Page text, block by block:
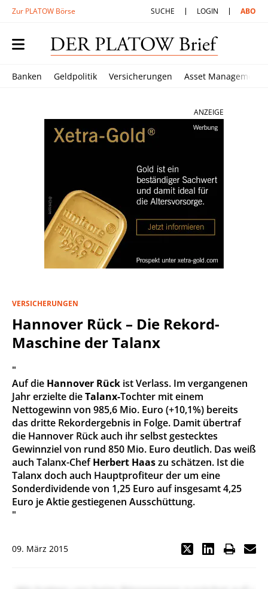
Zur PLATOW Börse SUCHE LOGIN ABO
Banken Geldpolitik Versicherungen Asset Management
ANZEIGE
VERSICHERUNGEN
Hannover Rück – Die Rekord-
Maschine der Talanx
"
Auf die Hannover Rück ist Verlass. Im vergangenen
Jahr erzielte dieTalanx-Tochter mit einem
Nettogewinn von 985,6 Mio. Euro (+10,1%) bereits
das dritte Rekordergebnis in Folge. Damit übertraf
die Hannover Rück auch ihr selbst gestecktes
Gewinnziel von rund 850 Mio. Euro deutlich. Das weiß
auch Talanx-ChefHerbert Haaszu schätzen. Ist die
Talanx doch auch Hauptprofiteur der um eine
Sonderdividende von 1,25 Euro auf insgesamt 4,25
Euro je Aktie gestiegenen Ausschüttung.
"
09. März 2015